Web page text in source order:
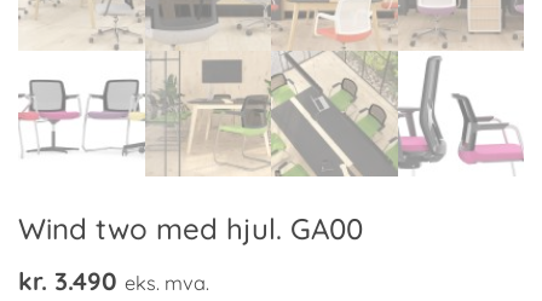
Wind two med hjul. GA00
kr. 3.490 eks. mva.